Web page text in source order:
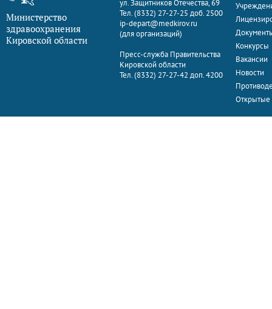
Министерство
здравоохранения
Кировской области
ул. Защитников Отечества, 69
Тел. (8332) 27-27-25 доб. 2500
ip-depart@medkirov.ru
(для организаций)
Пресс-служба Правительства
Кировской области
Тел. (8332) 27-27-42 доп. 4200
Конкурсы
Вакансии
Новости